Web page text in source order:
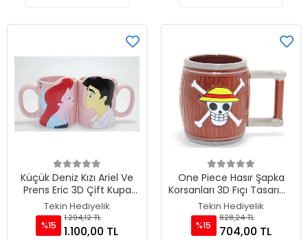
Küçük Deniz Kızı Ariel Ve
Prens Eric 3D Çift Kupa
Bardak Seti TKN4537
Tekin Hediyelik
%15
1.294,12 TL
1.100,00 TL
One Piece Hasır Şapka
Korsanları 3D Fıçı Tasarımlı
Kupa Bardak TKN4552
Tekin Hediyelik
%15
828,24 TL
704,00 TL